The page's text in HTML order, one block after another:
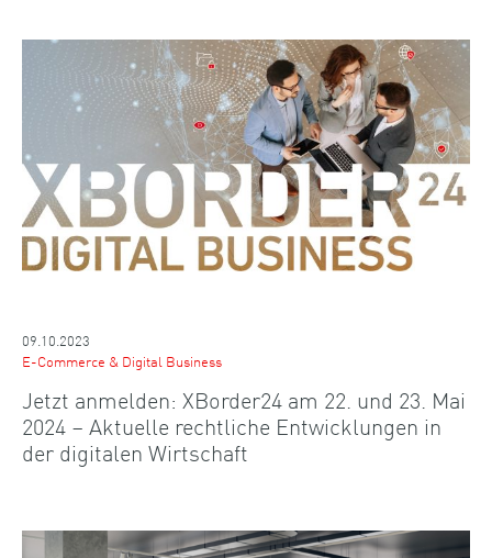
09.10.2023
E-Commerce & Digital Business
Jetzt anmelden: XBorder24 am 22. und 23. Mai
2024 – Aktuelle rechtliche Entwicklungen in
der digitalen Wirtschaft